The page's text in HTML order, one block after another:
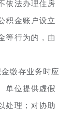
依法办理住房
积金账户设立
等行为的，由
缴存业务时应
单位提供虚假
处理；对协助